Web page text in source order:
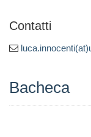
Contatti
Bacheca